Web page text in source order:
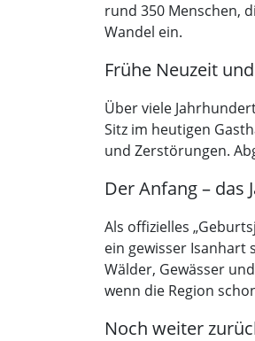
rund 350 Menschen,
Wandel ein.
Frühe Neuzeit
Über viele
Sitz im heutigen
und Zerstörungen.
Der Anfang – das
Als offizielles
ein gewisser Isanhart
Wälder, Gewässer
wenn die Region
Noch weiter